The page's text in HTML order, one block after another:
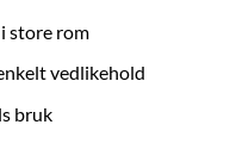
store rom
vedlikehold
bruk